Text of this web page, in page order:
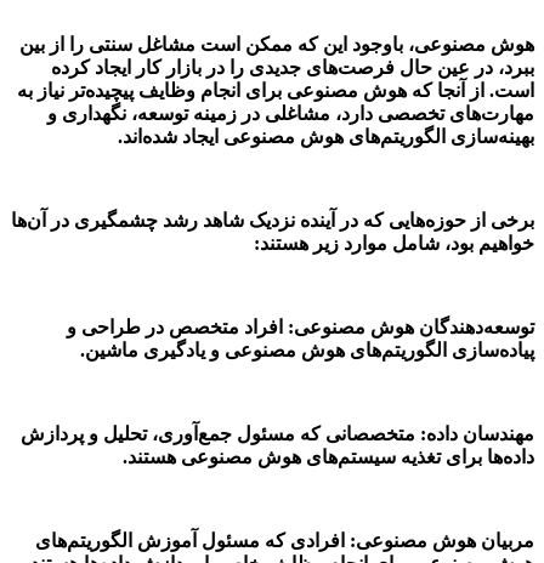
هوش مصنوعی، باوجود این که ممکن است مشاغل سنتی را از بین
ببرد، در عین حال فرصت‌های جدیدی را در بازار کار ایجاد کرده
است. از آنجا که هوش مصنوعی برای انجام وظایف پیچیده‌تر نیاز به
مهارت‌های تخصصی دارد، مشاغلی در زمینه توسعه، نگهداری و
بهینه‌سازی الگوریتم‌های هوش مصنوعی ایجاد شده‌اند.
برخی از حوزه‌هایی که در آینده نزدیک شاهد رشد چشمگیری در آن‌ها
خواهیم بود، شامل موارد زیر هستند:
توسعه‌دهندگان هوش مصنوعی: افراد متخصص در طراحی و
پیاده‌سازی الگوریتم‌های هوش مصنوعی و یادگیری ماشین.
مهندسان داده: متخصصانی که مسئول جمع‌آوری، تحلیل و پردازش
داده‌ها برای تغذیه سیستم‌های هوش مصنوعی هستند.
مربیان هوش مصنوعی: افرادی که مسئول آموزش الگوریتم‌های